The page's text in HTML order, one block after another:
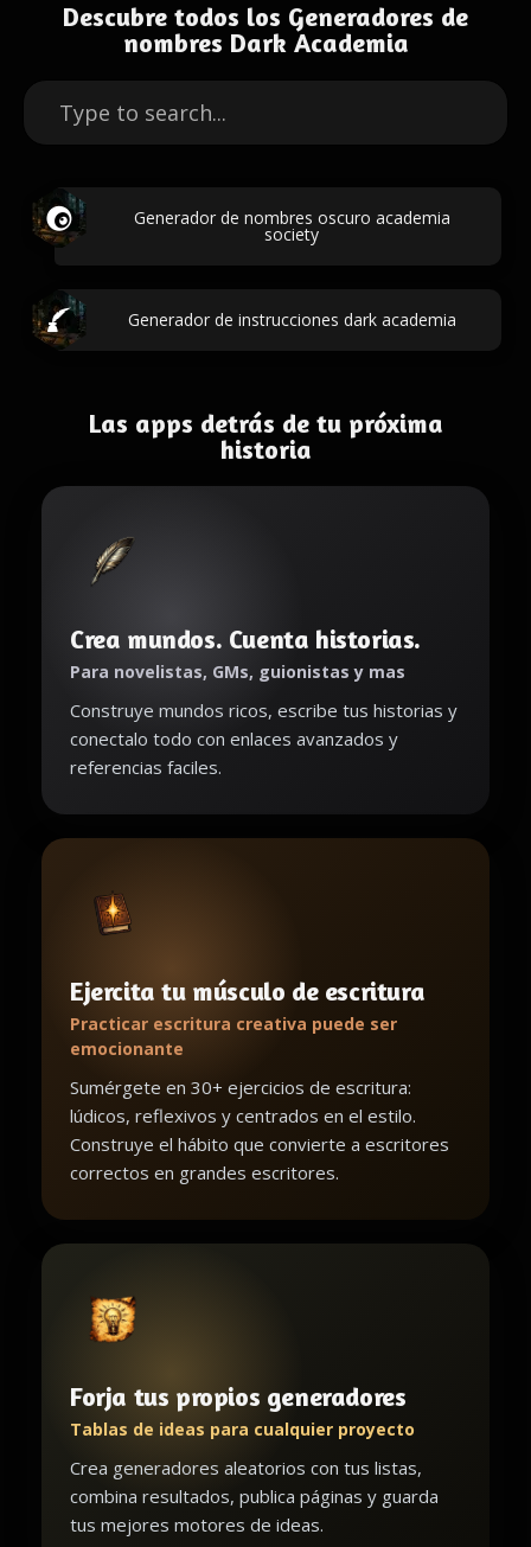
Descubre todos los Generadores de
nombres Dark Academia
Generador de nombres oscuro academia
society
Generador de instrucciones dark academia
Las apps detrás de tu próxima
historia
Crea mundos. Cuenta historias.
Para novelistas, GMs, guionistas y mas
Construye mundos ricos, escribe tus historias y
conectalo todo con enlaces avanzados y
referencias faciles.
Ejercita tu músculo de escritura
Practicar escritura creativa puede ser
emocionante
Sumérgete en 30+ ejercicios de escritura:
lúdicos, reflexivos y centrados en el estilo.
Construye el hábito que convierte a escritores
correctos en grandes escritores.
Forja tus propios generadores
Tablas de ideas para cualquier proyecto
Crea generadores aleatorios con tus listas,
combina resultados, publica páginas y guarda
tus mejores motores de ideas.